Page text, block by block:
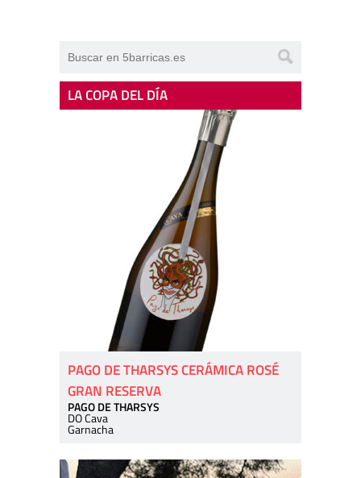
LA COPA DEL DÍA
PAGO DE THARSYS CERÁMICA ROSÉ
GRAN RESERVA
PAGO DE THARSYS
DO Cava
Garnacha